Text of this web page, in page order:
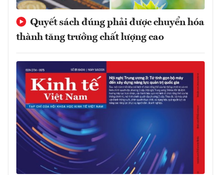
Quyết sách đúng phải được chuyển hóa
thành tăng trưởng chất lượng cao